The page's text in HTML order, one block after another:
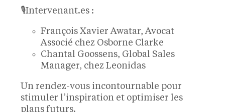
🎙️Intervenant.es :
François Xavier Awatar, Avocat
Associé chez Osborne Clarke
Chantal Goossens, Global Sales
Manager, chez Leonidas
Un rendez-vous incontournable pour
stimuler l’inspiration et optimiser les
plans futurs.